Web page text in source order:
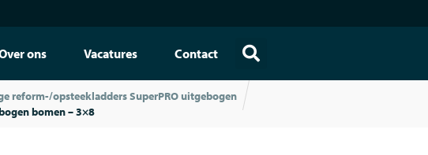
ons Vacatures Contact
reform-/opsteekladders SuperPRO uitgebogen
bomen – 3×8